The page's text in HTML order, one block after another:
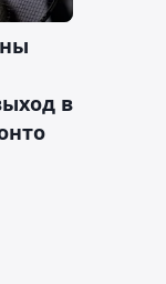
в